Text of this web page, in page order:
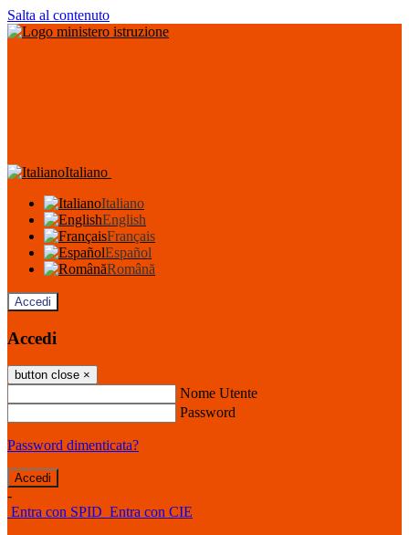
Salta al contenuto
Italiano
Italiano
English
Français
Español
Română
Accedi
Accedi
button close ×
Nome Utente
Password
Password dimenticata?
-
Entra con SPID Entra con CIE